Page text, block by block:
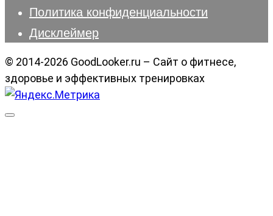
Политика конфиденциальности
Дисклеймер
© 2014-2026 GoodLooker.ru – Сайт о фитнесе,
здоровье и эффективных тренировках